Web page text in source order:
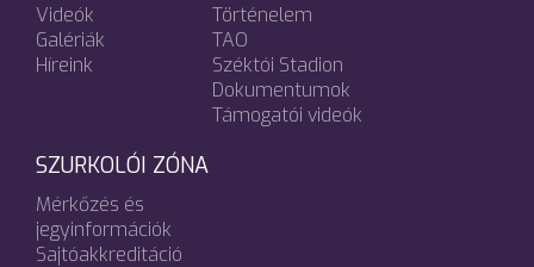
Videók
Galériák
Híreink
Történelem
TAO
Széktói Stadion
Dokumentumok
Támogatói videók
SZURKOLÓI ZÓNA
Mérkőzés és
jegyinformációk
Sajtóakkreditáció